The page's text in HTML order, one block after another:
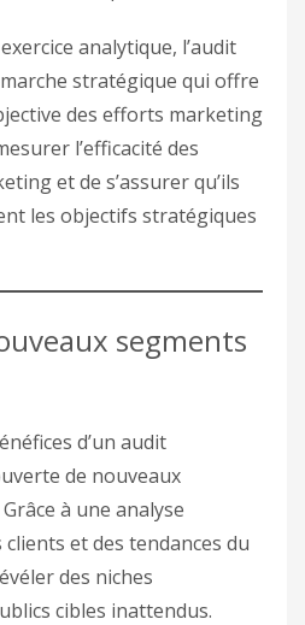
analytique, l’audit
stratégique qui offre
des efforts marketing
l’efficacité des
et de s’assurer qu’ils
les objectifs stratégiques
segments
d’un audit
de nouveaux
à une analyse
et des tendances du
des niches
cibles inattendus.